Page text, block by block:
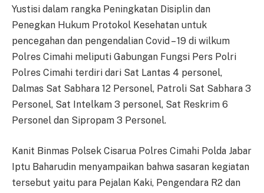
Yustisi dalam rangka Peningkatan Disiplin dan
Penegkan Hukum Protokol Kesehatan untuk
pencegahan dan pengendalian Covid – 19 di wilkum
Polres Cimahi meliputi Gabungan Fungsi Pers Polri
Polres Cimahi terdiri dari Sat Lantas 4 personel,
Dalmas Sat Sabhara 12 Personel, Patroli Sat Sabhara 3
Personel, Sat Intelkam 3 personel, Sat Reskrim 6
Personel dan Sipropam 3 Personel.
Kanit Binmas Polsek Cisarua Polres Cimahi Polda Jabar
Iptu Baharudin menyampaikan bahwa sasaran kegiatan
tersebut yaitu para Pejalan Kaki, Pengendara R2 dan